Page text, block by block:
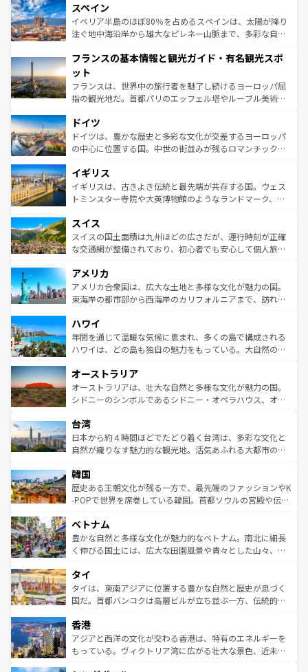
ろん、トスカーナの美しい田園風景やアマルフィ海岸の絶
景など、自然景観も見逃せない。観光の合間には、本場の
ピザやパスタなど、絶品のイタリア料理を堪能することも
ませてくれるイタリアで、忘れられない旅をしてみよう！
なお、新着のイタリア情報は
しい。
スペイン
イベリア半島のほぼ80％を占めるスペインは、太陽が降り
注ぐ地中海沿岸から雄大なピレネー山脈まで、多彩な自然
文化が根付くこの国では、情熱的なフラメンコ、熱気あふ
れる闘牛、そして美味しいタパスが生活の一部となってい
る。首都マドリードの洗練された雰囲気や、バルセロナの
アートに溢れた街角から、地方では古代ローマ遺跡や中世
せる。地方によって風土や気候が異なるスペインはその個
性で訪れる人を魅了する。 なお、新着のスペイン情報は コ
ンテンツ一覧を参照してほしい。
フランスの基本情報と観光ガイド・有名観光スポ
ット
フランスは、世界中の旅行者を魅了し続けるヨーロッパ屈
指の観光地だ。首都パリのエッフェル塔やルーブル美術館
で、幅広い魅力が詰まっている。華麗な宮殿、歴史的な大
聖堂、美しいビーチ、そして豊かな自然が、訪れる者を心
から魅了する。また、フランスは美食の国としても知ら
いる。シャンパンの発祥地であるランス、プロヴァンスの
香り高いラベンダー畑など、多彩な楽しみ方が可能だ。さ
らに、パリ以外の地域にも魅力が溢れており、どの街角に
れる地方に足を運ぶとそれぞれで全く異なる文化を体験で
きるだろう。 なお、新着のフランス情報はコンテンツ一覧
を参照してほしい。
ドイツ
ドイツは、豊かな歴史と多彩な文化が交差するヨーロッパ
の中心に位置する国。中世の街並みが残るロマンチック街
顔を持つこの国は、どこを歩いても飽きることがない。ベ
ルリンの文化的活気、バイエルン州のアルプスの絶景、そ
してライン川沿いのワイン畑といった風景は必見。ビール
は、お酒好きな人にはぜひ体験してほしい。 なお、新着の
ドイツ情報はコンテンツ一覧を参照してほしい。
イギリス
イギリスは、古きよき伝統と最先端が共存する国。ウェス
トミンスター寺院や大英博物館のようなランドマーク、歴
リアごとに異なる魅力がある。また、優雅なアフタヌーン
ティー、ビール好きにはたまらない英国パブ、サッカー観
戦など、本場だからこそできる体験も豊富。イギリスを旅
ンツ一覧を参照してほしい。
スイス
スイスの国土面積は九州ほどの広さだが、運行時刻が正確
な交通網が整備されており、初心者でも安心して個人旅行
の建物がそのまま残る町や、スイスならではのユニークな
博物館もあり、アルプス観光だけでなく町歩きも満喫する
ことができる。国民の所得が高いため物価も高いが、旅行
ば市内交通費無料で観光を楽しむこともできる。 なお、新
着のスイス情報はコンテンツ一覧 を参照してほしい。
アメリカ
アメリカ合衆国は、広大な土地と多様な文化が魅力の国。
東海岸の都市部から西海岸のカリフォルニアまで、訪れる
のような巨大都市は、観光、ショッピング、エンターテイ
ンメントが詰まった刺激的なスポットだ。一方、アメリカ
西部には大自然が広がり、グランドキャニオンやイエロー
部のニューオーリンズでは、音楽と美食が融合した独特の
文化が魅力。旅行者はアメリカの各地域で異なる魅力を楽
しみながら、その多様性と豊かな歴史を感じることができ
ならではの贅沢な旅のスタイルだ。 なお、新着のアメリカ
情報はコンテンツ一覧を参照してほしい。
ハワイ
年間を通じて温暖な気候に恵まれ、多くの島で構成される
ハワイは、どの島も独自の魅力をもっている。大自然の神
ワイ島は見逃せない。また、定番の観光地といえばオアフ
島だが、静かな自然を求めるならマウイ島やカウアイ島が
おすすめ。エメラルドグリーンに輝く海をはじめ、豊かな
れるおもてなしの心で訪れる人々を迎えてくれるハワイの
人々、おいしいローカルフードやハワイアンミュージッ
ク、伝統的なフラダンスなど、すべてがハワイの魅力を彩
ワイを、存分に味わってほしい。 なお、新着のハワイ情報
はコンテンツ一覧を参照してほしい。
オーストラリア
オーストラリアは、壮大な自然と多様な文化が魅力の国。
シドニーのシンボルであるシドニー・オペラハウス、オー
リアリーフや大陸中央部にそびえるウルル（エアーズロッ
ク）、タスマニアの美しい原生林やケアンズの熱帯雨林な
ど、見どころがたくさん。また、カフェやワイン、オージ
いる。アクティビティも充実しており、サーフィンやダイ
ビング、ハイキングなど、アウトドア好きにはたまらな
い。オーストラリアの多彩な魅力を存分に味わいつくそ
参照してほしい。
台湾
日本から約４時間ほどでたどり着く台湾は、多彩な文化と
自然が織りなす魅力的な観光地。活気あふれる大都市の台
ン）、静ひつな山岳地帯である台湾東部など、都市の喧騒
と山間の静けさが共存しており、訪れる人に新しい発見と
驚きをもたらしてくれる。また、奥深い台湾の食文化も魅
容にもいいと評判のスイーツなど、バラエティ豊かな料理
が味わえる。 なお、新着の台湾情報は コンテンツ一覧を参
照してほしい。
韓国
歴史ある王朝文化が残る一方で、最先端のファッションやK
-POPで世界を席巻している韓国。首都ソウルの宮殿や伝統
き、地方に足を延ばせば四季折々の自然美を楽しむことが
できる。そして、キムチや焼肉、絶品のストリートフード
まで、さまざまな韓国料理が待っている。夜には、韓国な
リティに包まれながら、韓国の多彩な魅力を心ゆくまで味
わってみてほしい。 なお、新着の韓国情報はコンテンツ一
覧を参照してほしい。
ベトナム
豊かな自然と多様な文化が魅力的なベトナム。南北に細長
く伸びる国土には、広大な田園風景や青々とした山々、世
急速な発展と共に伝統が息づく。ハノイの古い町並みやホ
ーチミン市のフランス統治時代の建物も、独特の雰囲気を
醸し出している。また、バラエティの豊かさとおいしさで
とつ。フォーやバインミー、ベトナムコーヒーなどは、ぜ
ひ現地で味わいたい。どの地域を訪れてもあたたかい人々
が旅行者を迎えてくれるので、きっと忘れられない旅にな
タイ
タイは、東南アジアに位置する豊かな自然と歴史が息づく
国だ。首都バンコクは高層ビルが立ち並ぶ一方、伝統的な
の活気が交差している。北部ではチェンマイなどの山岳地
帯で自然と触れ合い、南部ではプーケットやクラビの美し
いビーチでリゾート気分を楽しむことができる。タイ料理
香港
アジアと西洋の文化が交わる香港は、特有のエネルギーを
もっている。ヴィクトリア湾に広がる壮大な景色、近未来